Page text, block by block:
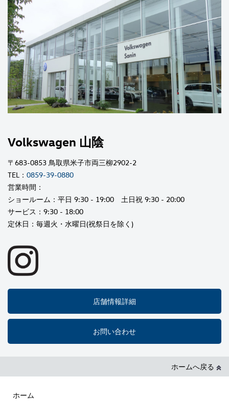
Volkswagen 山陰
〒683-0853 鳥取県米子市両三柳2902-2
TEL： 0859-39-0880
営業時間：
ショールーム：平日 9:30 - 19:00 土日祝 9:30 - 20:00
サービス：9:30 - 18:00
定休日：毎週火・水曜日(祝祭日を除く)
店舗情報詳細
お問い合わせ
ホームへ戻る
ホーム